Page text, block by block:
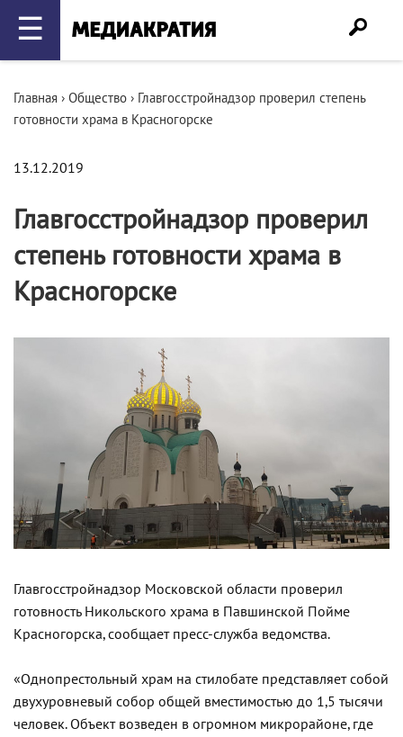
☰
Главная › Общество › Главгосстройнадзор проверил степень
готовности храма в Красногорске
13.12.2019
Главгосстройнадзор проверил
степень готовности храма в
Красногорске
Главгосстройнадзор Московской области проверил
готовность Никольского храма в Павшинской Пойме
Красногорска, сообщает пресс-служба ведомства.
«Однопрестольный храм на стилобате представляет собой
двухуровневый собор общей вместимостью до 1,5 тысячи
человек. Объект возведен в огромном микрорайоне, где